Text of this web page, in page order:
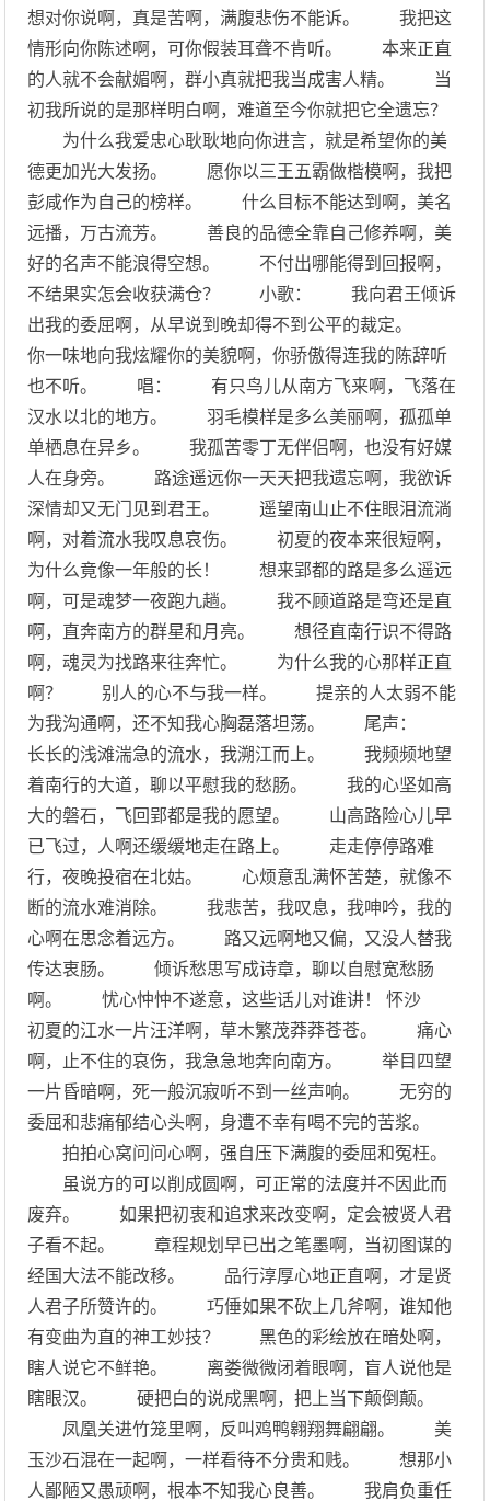
想对你说啊，真是苦啊，满腹悲伤不能诉。 我把这
情形向你陈述啊，可你假装耳聋不肯听。 本来正直
的人就不会献媚啊，群小真就把我当成害人精。 当
初我所说的是那样明白啊，难道至今你就把它全遗忘？
为什么我爱忠心耿耿地向你进言，就是希望你的美
德更加光大发扬。 愿你以三王五霸做楷模啊，我把
彭咸作为自己的榜样。 什么目标不能达到啊，美名
远播，万古流芳。 善良的品德全靠自己修养啊，美
好的名声不能浪得空想。 不付出哪能得到回报啊，
不结果实怎会收获满仓？ 小歌： 我向君王倾诉
出我的委屈啊，从早说到晚却得不到公平的裁定。
你一味地向我炫耀你的美貌啊，你骄傲得连我的陈辞听
也不听。 唱： 有只鸟儿从南方飞来啊，飞落在
汉水以北的地方。 羽毛模样是多么美丽啊，孤孤单
单栖息在异乡。 我孤苦零丁无伴侣啊，也没有好媒
人在身旁。 路途遥远你一天天把我遗忘啊，我欲诉
深情却又无门见到君王。 遥望南山止不住眼泪流淌
啊，对着流水我叹息哀伤。 初夏的夜本来很短啊，
为什么竟像一年般的长！ 想来郢都的路是多么遥远
啊，可是魂梦一夜跑九趟。 我不顾道路是弯还是直
啊，直奔南方的群星和月亮。 想径直南行识不得路
啊，魂灵为找路来往奔忙。 为什么我的心那样正直
啊？ 别人的心不与我一样。 提亲的人太弱不能
为我沟通啊，还不知我心胸磊落坦荡。 尾声：
长长的浅滩湍急的流水，我溯江而上。 我频频地望
着南行的大道，聊以平慰我的愁肠。 我的心坚如高
大的磐石，飞回郢都是我的愿望。 山高路险心儿早
已飞过，人啊还缓缓地走在路上。 走走停停路难
行，夜晚投宿在北姑。 心烦意乱满怀苦楚，就像不
断的流水难消除。 我悲苦，我叹息，我呻吟，我的
心啊在思念着远方。 路又远啊地又偏，又没人替我
传达衷肠。 倾诉愁思写成诗章，聊以自慰宽愁肠
啊。 忧心忡忡不遂意，这些话儿对谁讲！ 怀沙
初夏的江水一片汪洋啊，草木繁茂莽莽苍苍。 痛心
啊，止不住的哀伤，我急急地奔向南方。 举目四望
一片昏暗啊，死一般沉寂听不到一丝声响。 无穷的
委屈和悲痛郁结心头啊，身遭不幸有喝不完的苦浆。
拍拍心窝问问心啊，强自压下满腹的委屈和冤枉。
虽说方的可以削成圆啊，可正常的法度并不因此而
废弃。 如果把初衷和追求来改变啊，定会被贤人君
子看不起。 章程规划早已出之笔墨啊，当初图谋的
经国大法不能改移。 品行淳厚心地正直啊，才是贤
人君子所赞许的。 巧倕如果不砍上几斧啊，谁知他
有变曲为直的神工妙技？ 黑色的彩绘放在暗处啊，
瞎人说它不鲜艳。 离娄微微闭着眼啊，盲人说他是
瞎眼汉。 硬把白的说成黑啊，把上当下颠倒颠。
凤凰关进竹笼里啊，反叫鸡鸭翱翔舞翩翩。 美
玉沙石混在一起啊，一样看待不分贵和贱。 想那小
人鄙陋又愚顽啊，根本不知我心良善。 我肩负重任